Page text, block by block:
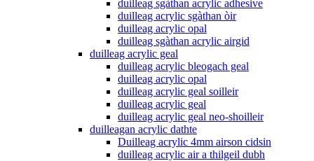
duilleag sgàthan acrylic adhesive
duilleag acrylic sgàthan òir
duilleag acrylic opal
duilleag sgàthan acrylic airgid
duilleag acrylic geal
duilleag acrylic bleogach geal
duilleag acrylic opal
duilleag acrylic geal soilleir
duilleag acrylic geal
duilleag acrylic geal neo-shoilleir
duilleagan acrylic dathte
Duilleag acrylic 4mm airson cidsin
duilleag acrylic air a thilgeil dubh